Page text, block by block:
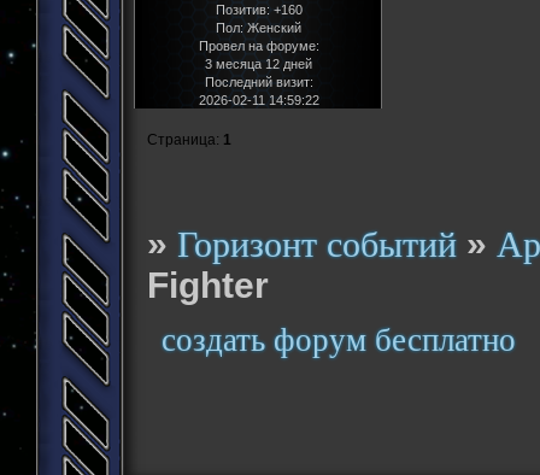
Позитив: +160
Пол:Женский
Провел на форуме:
3 месяца 12 дней
Последний визит:
2026-02-11 14:59:22
Страница: 1
»Горизонт событий »
Fighter
создать форум бесплатно